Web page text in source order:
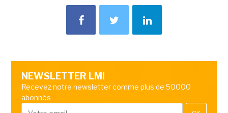
NEWSLETTER LMI
Recevez notre newsletter comme plus de 50000
abonnés